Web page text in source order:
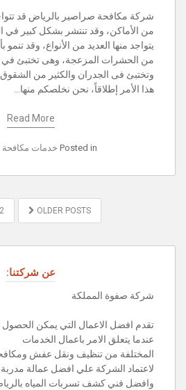
شركة مكافحة صراصير بالرياض قد
من الأماكن، وقد تنتشر بشكل كبير في
يتواجد منها العديد من الأنواع، وقد تنمو
من الحشرات المزعجة، وهى تختبئ في
وتختبئ فى الجدران والكثير من
هذا الأمر إطلاقاً، نحن نخلصكم منها…
Read More
Posted in خدمات
POSTS
2 OLDER POSTS
عن شركتنا:
شركة صفوة المملكة
تقدم افضل الاعمال التي يمكن الحصول
عندما يتعلق الامر باعمال الخدمات
المختلفة من تنظيف ونقل عفش
لاعتماد الشركة علي افضل عمالة مدربة
وافضل فني كشف تسربات المياه